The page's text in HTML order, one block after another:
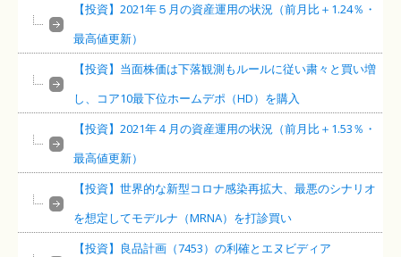
【投資】2021年５月の資産運用の状況（前月比＋1.24％・
最高値更新）
【投資】当面株価は下落観測もルールに従い粛々と買い増
し、コア10最下位ホームデポ（HD）を購入
【投資】2021年４月の資産運用の状況（前月比＋1.53％・
最高値更新）
【投資】世界的な新型コロナ感染再拡大、最悪のシナリオ
を想定してモデルナ（MRNA）を打診買い
【投資】良品計画（7453）の利確とエヌビディア